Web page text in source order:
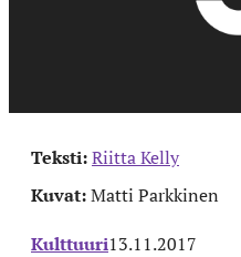
Teksti:Riitta Kelly
Kuvat:Matti Parkkinen
Kulttuuri13.11.2017